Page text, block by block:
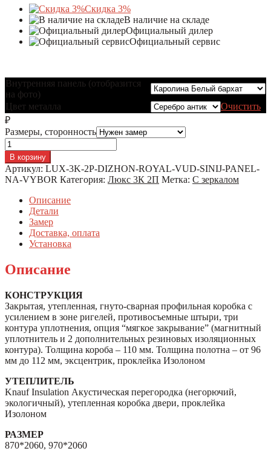
Скидка 3%
В наличие на складе
Официальный дилер
Официальный сервис
Внутренняя панель (отобразится
на фото)
Цвет металла
Очистить
₽
Размеры, сторонность
Количество
В корзину
Артикул: LUX-3K-2P-DIZHON-ROYAL-VUD-SINIJ-PANEL-
NA-VYBOR Категория: Люкс 3К 2П Метка: С зеркалом
Описание
Детали
Замер
Доставка, оплата
Установка
Описание
КОНСТРУКЦИЯ
Закрытая, утепленная, гнуто-сварная профильная коробка с
усилением в зоне ригелей, противосъемные штыри, три
контура уплотнения, опция “мягкое закрывание” (магнитный
уплотнитель и 2 дополнительных резиновых изоляционных
контура). Толщина короба – 110 мм. Толщина полотна – от 96
мм до 112 мм, эксцентрик, проклейка Изолоном
УТЕПЛИТЕЛЬ
Knauf Insulation Акустическая перегородка (негорючий,
экологичный), утепленная коробка двери, проклейка
Изолоном
РАЗМЕР
870*2060, 970*2060